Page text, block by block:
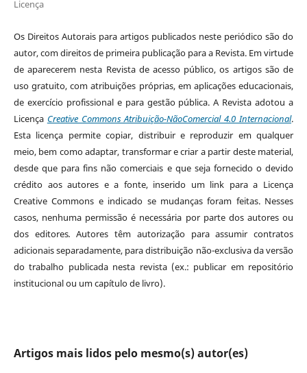
Licença
Os Direitos Autorais para artigos publicados neste periódico são do
autor, com direitos de primeira publicação para a Revista. Em virtude
de aparecerem nesta Revista de acesso público, os artigos são de
uso gratuito, com atribuições próprias, em aplicações educacionais,
de exercício profissional e para gestão pública. A Revista adotou a
Licença Creative Commons Atribuição-NãoComercial 4.0 Internacional.
Esta licença permite copiar, distribuir e reproduzir em qualquer
meio, bem como adaptar, transformar e criar a partir deste material,
desde que para fins não comerciais e que seja fornecido o devido
crédito aos autores e a fonte, inserido um link para a Licença
Creative Commons e indicado se mudanças foram feitas. Nesses
casos, nenhuma permissão é necessária por parte dos autores ou
dos editores.Autores têm autorização para assumir contratos
adicionais separadamente, para distribuição não-exclusiva da versão
do trabalho publicada nesta revista (ex.: publicar em repositório
institucional ou um capítulo de livro).
Artigos mais lidos pelo mesmo(s) autor(es)